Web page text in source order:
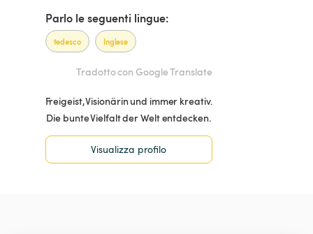
Parlo le seguenti lingue:
tedesco Inglese
Tradotto con Google Translate
Freigeist, Visionärin und immer kreativ.
Die bunte Vielfalt der Welt entdecken.
Visualizza profilo